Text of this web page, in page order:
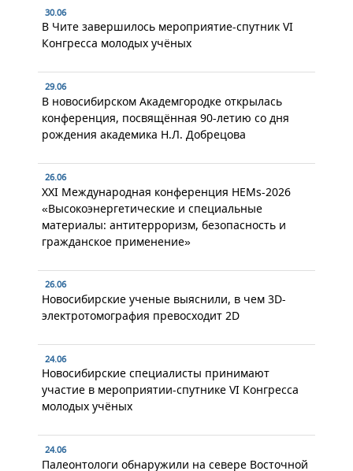
30.06
В Чите завершилось мероприятие-спутник VI
Конгресса молодых учёных
29.06
В новосибирском Академгородке открылась
конференция, посвящённая 90-летию со дня
рождения академика Н.Л. Добрецова
26.06
XXI Международная конференция HEMs-2026
«Высокоэнергетические и специальные
материалы: антитерроризм, безопасность и
гражданское применение»
26.06
Новосибирские ученые выяснили, в чем 3D-
электротомография превосходит 2D
24.06
Новосибирские специалисты принимают
участие в мероприятии-спутнике VI Конгресса
молодых учёных
24.06
Палеонтологи обнаружили на севере Восточной